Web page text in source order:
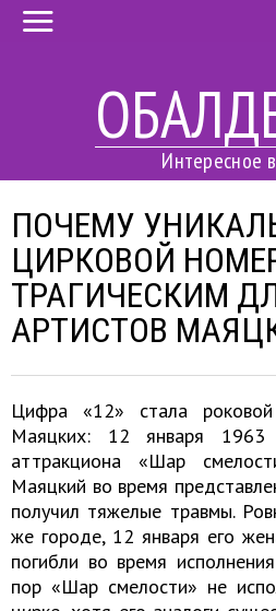
Интересное
ПОЧЕМУ
ЦИРКОВОЙ
ТРАГИЧЕСКИМ
АРТИСТОВ
Цифра «12» стала
Маяцких: 12 января 1963
аттракциона «Шар
Маяцкий во время
получил тяжелые травмы.
же городе, 12 января его
погибли во время
пор «Шар смелости» не